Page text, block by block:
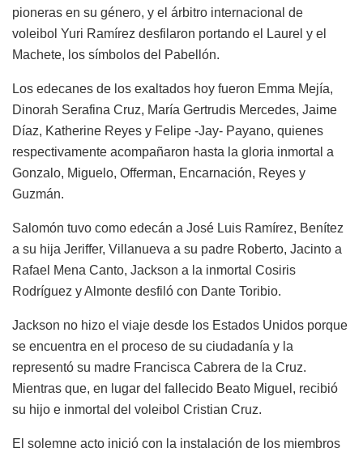
pioneras en su género, y el árbitro internacional de
voleibol Yuri Ramírez desfilaron portando el Laurel y el
Machete, los símbolos del Pabellón.
Los edecanes de los exaltados hoy fueron Emma Mejía,
Dinorah Serafina Cruz, María Gertrudis Mercedes, Jaime
Díaz, Katherine Reyes y Felipe -Jay- Payano, quienes
respectivamente acompañaron hasta la gloria inmortal a
Gonzalo, Miguelo, Offerman, Encarnación, Reyes y
Guzmán.
Salomón tuvo como edecán a José Luis Ramírez, Benítez
a su hija Jeriffer, Villanueva a su padre Roberto, Jacinto a
Rafael Mena Canto, Jackson a la inmortal Cosiris
Rodríguez y Almonte desfiló con Dante Toribio.
Jackson no hizo el viaje desde los Estados Unidos porque
se encuentra en el proceso de su ciudadanía y la
representó su madre Francisca Cabrera de la Cruz.
Mientras que, en lugar del fallecido Beato Miguel, recibió
su hijo e inmortal del voleibol Cristian Cruz.
El solemne acto inició con la instalación de los miembros